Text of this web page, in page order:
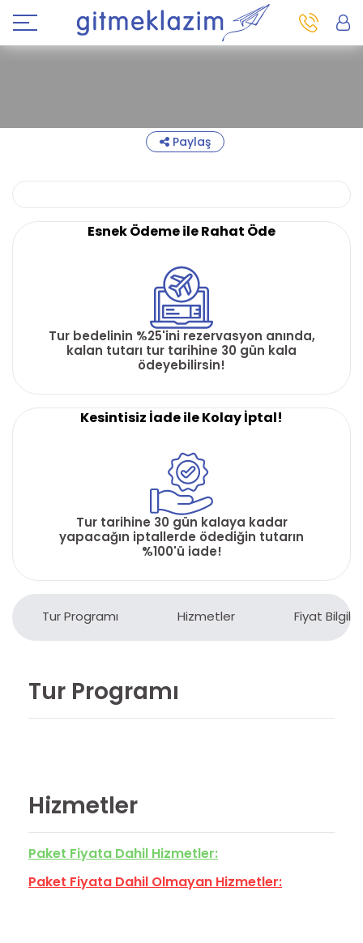
Paylaş
Esnek Ödeme ile Rahat Öde
Tur bedelinin %25'ini rezervasyon anında,
kalan tutarı tur tarihine 30 gün kala
ödeyebilirsin!
Kesintisiz İade ile Kolay İptal!
Tur tarihine 30 gün kalaya kadar
yapacağın iptallerde ödediğin tutarın
%100'ü iade!
Tur Programı Hizmetler Fiyat
Tur Programı
Hizmetler
Paket Fiyata Dahil Hizmetler:
Paket Fiyata Dahil Olmayan Hizmetler: